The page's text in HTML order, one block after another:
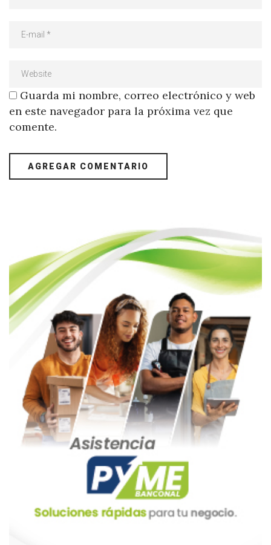
Guarda mi nombre, correo electrónico y web
en este navegador para la próxima vez que
comente.